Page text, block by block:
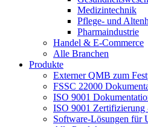
Medizintechnik
Pflege- und
Pharmaindustrie
Handel & E-Commerce
Alle Branchen
Produkte
Externer QMB zum
FSSC 22000
ISO 9001
ISO 9001 Zertifizierung
Software-Lösungen für